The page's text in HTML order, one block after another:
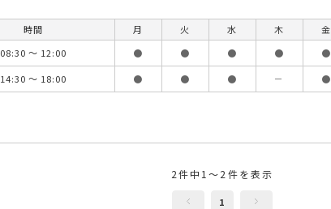
時間 月 火 水 木 金
08:30 ～ 12:00
● ● ● ● ●
14:30 ～ 18:00
● ● ● － ●
2件中1～2件を表示
1